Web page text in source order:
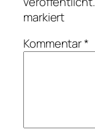
markiert
Kommentar*